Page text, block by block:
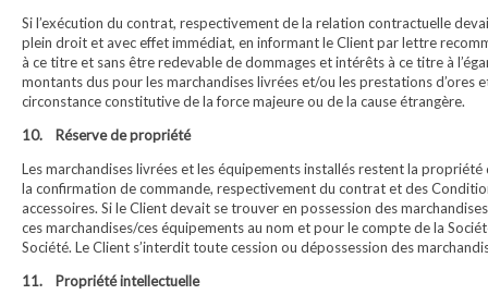
Si l’exécution du contrat, respectivement de la relation contractuelle
plein droit et avec effet immédiat, en informant le Client par lettre
à ce titre et sans être redevable de dommages et intérêts à ce titre à
montants dus pour les marchandises livrées et/ou les prestations d’ores
circonstance constitutive de la force majeure ou de la cause étrangère.
10. Réserve de propriété
Les marchandises livrées et les équipements installés restent la
la confirmation de commande, respectivement du contrat et des
accessoires. Si le Client devait se trouver en possession des
ces marchandises/ces équipements au nom et pour le compte de la
Société. Le Client s’interdit toute cession ou dépossession des
11. Propriété intellectuelle